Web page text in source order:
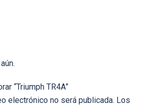
“Triumph TR4A”
electrónico no será publicada. Los